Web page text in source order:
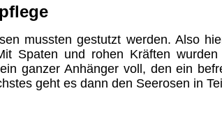
mussten gestutzt werden. Also
Spaten und rohen Kräften
ganzer Anhänger voll, den ein
geht es dann den Seerosen in